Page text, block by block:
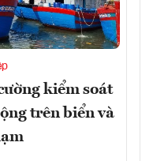
kiểm soát
trên biển và